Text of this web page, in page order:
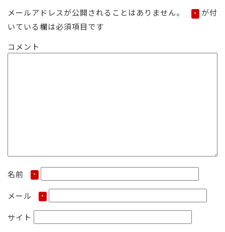
イ
ズ
メールアドレスが公開されることはありません。 *
が付
いている欄は必須項目です
コメント
名前 *
メール *
サイト